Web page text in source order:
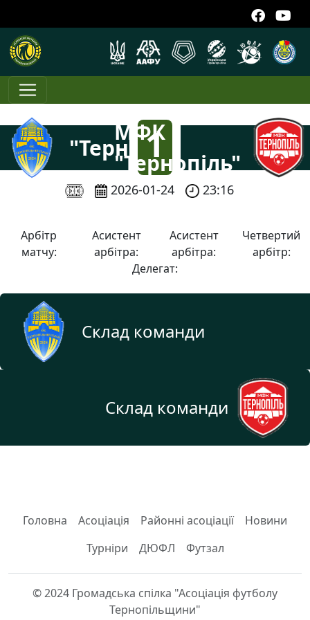
"Тернопіль-
Ветеран"
1
:
МФК
"Тернопіль"
2026-01-24 23:16
Арбітр
матчу:
Асистент
арбітра:
Асистент
арбітра:
Четвертий
арбітр:
Делегат:
Склад команди
Склад команди
Головна Асоціація Районні асоціації
Новини
Турніри
ДЮФЛ Футзал
© 2024 Громадська спілка "Асоціація футболу
Тернопільщини"